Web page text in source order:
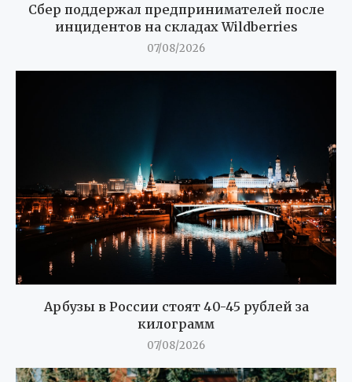
Сбер поддержал предпринимателей после
инцидентов на складах Wildberries
07/08/2026
Арбузы в России стоят 40-45 рублей за
килограмм
07/08/2026